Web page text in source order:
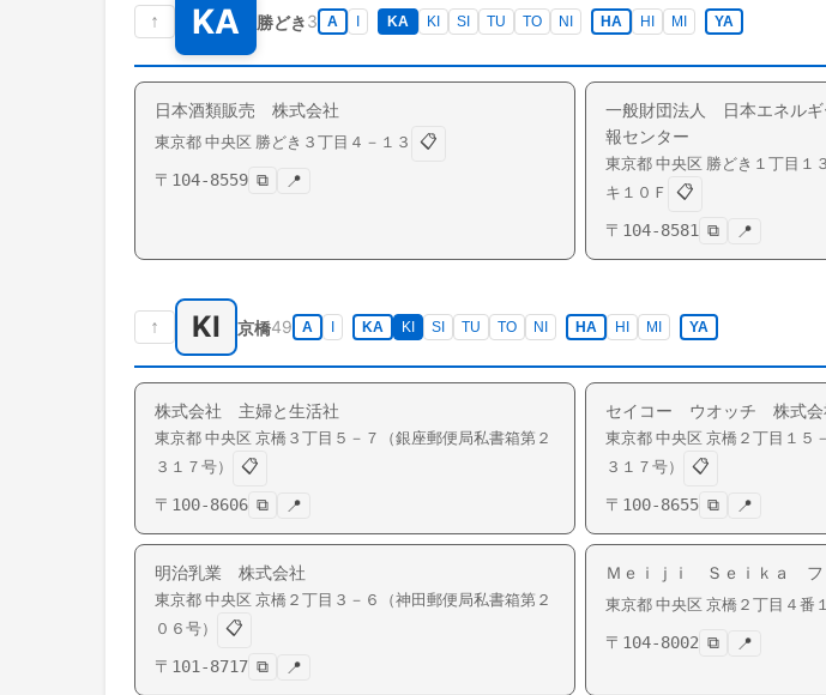
↑ KA 勝どき3 A KA KI SI TU TO NI HA HI MI YA
日本酒類販売 株式会社
東京都 中央区 勝どき ３丁目４－１３
📋
〒 104-8559 ⧉ 📍
一般財団法人 日本エネル
報センター
東京都 中央区 勝どき １丁目１
キ１０Ｆ
📋
〒 104-8581 ⧉ 📍
↑ KI 京橋49 A KA KI SI TU TO NI HA HI MI YA
株式会社 主婦と生活社
東京都 中央区 京橋 ３丁目５－７（銀座郵便局私書箱第２
３１７号）
📋
〒 100-8606 ⧉ 📍
セイコー ウオッチ 株式会
東京都 中央区 京橋 ２丁目１５
３１７号）
📋
〒 100-8655 ⧉ 📍
明治乳業 株式会社
東京都 中央区 京橋 ２丁目３－６（神田郵便局私書箱第２
０６号）
📋
〒 101-8717 ⧉ 📍
Ｍｅｉｊｉ Ｓｅｉｋａ
東京都 中央区 京橋 ２丁目４番
〒 104-8002 ⧉ 📍